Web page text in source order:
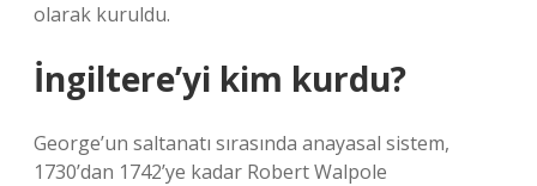
olarak kuruldu.
İngiltere’yi kim kurdu?
George’un saltanatı sırasında anayasal sistem,
1730’dan 1742’ye kadar Robert Walpole